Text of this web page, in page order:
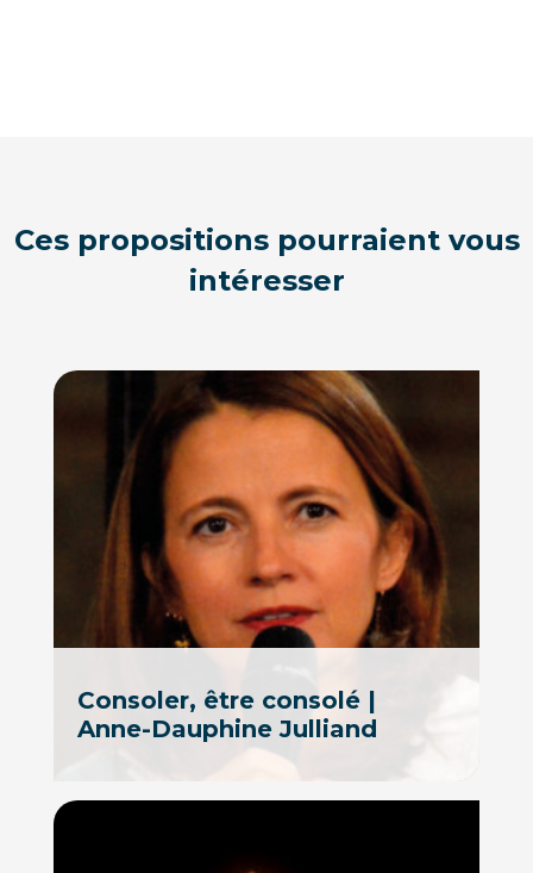
Ces propositions pourraient vous
intéresser
Consoler, être consolé |
Anne-Dauphine Julliand